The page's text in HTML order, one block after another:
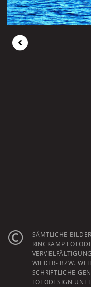
©
SÄMTLICHE
RINGKAMP
WIEDER- BZW.
SCHRIFTLICHE
FOTODESIGN